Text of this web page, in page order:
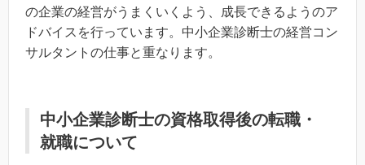
の企業の経営がうまくいくよう、成長できるようのア
ドバイスを行っています。中小企業診断士の経営コン
サルタントの仕事と重なります。
中小企業診断士の資格取得後の転職・
就職について